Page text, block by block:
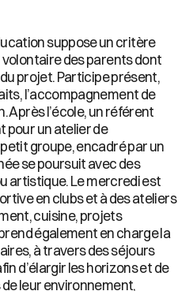
suppose un critère
volontaire des parents dont
projet. Participe présent,
l’accompagnement de
Après l’école, un référent
pour un atelier de
groupe, encadré par un
se poursuit avec des
artistique. Le mercredi est
en clubs et à des ateliers
cuisine, projets
également en charge la
à travers des séjours
d’élargir les horizons et de
leur environnement,